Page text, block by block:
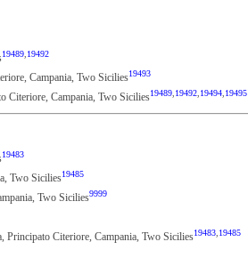
19489 19492
Campania, Two Sicilies19493
Citeriore, Campania, Two Sicilies19489 19492 19494 19495
19483
Two Sicilies19485
Two Sicilies9999
Principato Citeriore, Campania, Two Sicilies19483 19485